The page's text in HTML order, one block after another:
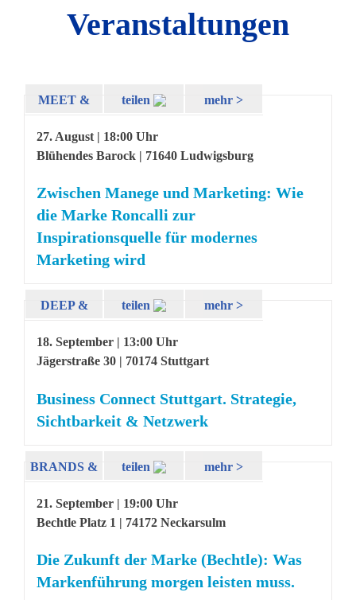
Veranstaltungen
MEET &
teilen mehr >
27. August | 18:00 Uhr
Blühendes Barock | 71640 Ludwigsburg
Zwischen Manege und Marketing: Wie
die Marke Roncalli zur
Inspirationsquelle für modernes
Marketing wird
DEEP &
teilen mehr >
18. September | 13:00 Uhr
Jägerstraße 30 | 70174 Stuttgart
Business Connect Stuttgart. Strategie,
Sichtbarkeit & Netzwerk
BRANDS &
teilen mehr >
21. September | 19:00 Uhr
Bechtle Platz 1 | 74172 Neckarsulm
Die Zukunft der Marke (Bechtle): Was
Markenführung morgen leisten muss.